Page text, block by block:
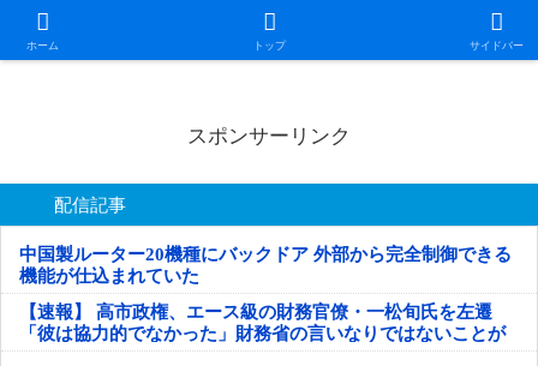
ホーム トップ サイドバー
日本第一！ニュース録
スポンサーリンク
配信記事
中国製ルーター20機種にバックドア 外部から完全制御できる
機能が仕込まれていた
【速報】 高市政権、エース級の財務官僚・一松旬氏を左遷
「彼は協力的でなかった」財務省の言いなりではないことが
判明